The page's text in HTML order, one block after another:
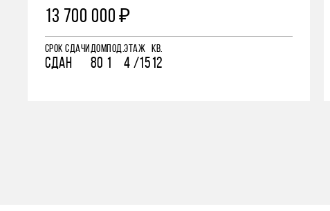
13 700 000 ₽
СРОК СДАЧИ
СДАН
ДОМ
80
ПОД.
1
ЭТАЖ
4 /15
КВ.
12